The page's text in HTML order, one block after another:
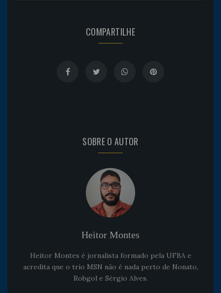
COMPARTILHE
SOBRE O AUTOR
Heitor Montes
Heitor Montes é jornalista formado pela UFBA e
acredita que o trio MSN não é nada perto de Nonato,
Robgol e Sérgio Alves.